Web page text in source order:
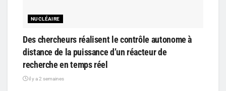
NUCLÉAIRE
Des chercheurs réalisent le contrôle autonome à
distance de la puissance d’un réacteur de
recherche en temps réel
il y a 2 semaines